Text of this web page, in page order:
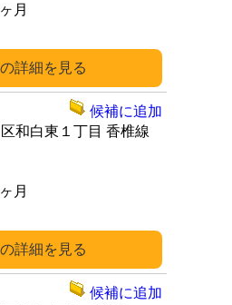
詳細
ヶ月
詳細
区和白東１丁目 香椎線
ヶ月
候補に追加
候補に追加